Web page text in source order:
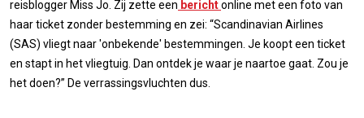
reisblogger Miss Jo. Zij zette een berichtonline met een foto van
haar ticket zonder bestemming en zei: “Scandinavian Airlines
(SAS) vliegt naar 'onbekende' bestemmingen. Je koopt een ticket
en stapt in het vliegtuig. Dan ontdek je waar je naartoe gaat. Zou je
het doen?” De verrassingsvluchten dus.